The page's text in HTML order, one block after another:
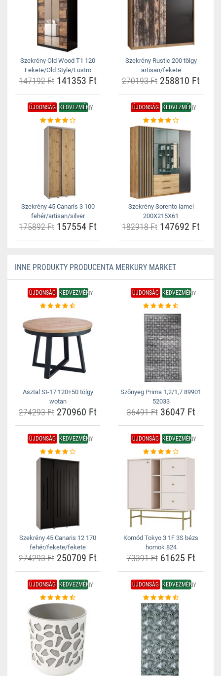
Szekrény Old Wood T1 120
Fekete/Old Style/Lustro
147192 Ft 141353 Ft
Szekrény Rustic 200 tölgy
artisan/fekete
270193 Ft 258810 Ft
ÚJDONSÁG KEDVEZMÉNY
Szekrény 45 Canaris 3 100
fehér/artisan/silver
175892 Ft 157554 Ft
ÚJDONSÁG KEDVEZMÉNY
Szekrény Sorento lamel
200X215X61
182918 Ft 147692 Ft
INNE PRODUKTY PRODUCENTA MERKURY MARKET
ÚJDONSÁG KEDVEZMÉNY
Asztal St-17 120+50 tölgy
wotan
274293 Ft 270960 Ft
ÚJDONSÁG KEDVEZMÉNY
Szőnyeg Prima 1,2/1,7 89901
52033
36491 Ft36047 Ft
ÚJDONSÁG KEDVEZMÉNY
Szekrény 45 Canaris 12 170
fehér/fekete/fekete
274293 Ft 250709 Ft
ÚJDONSÁG KEDVEZMÉNY
Komód Tokyo 3 1F 3S bézs
homok 824
73391 Ft61625 Ft
ÚJDONSÁG KEDVEZMÉNY ÚJDONSÁG KEDVEZMÉNY